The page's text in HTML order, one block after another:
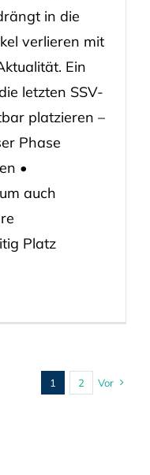
in die
verlieren mit
Ein
letzten SSV-
platzieren –
Phase
•
auch
Platz
1 2 Vor